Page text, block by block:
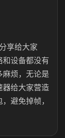
享给大家
和设备都没有
麻烦，无论是
器给大家营造
避免掉帧，